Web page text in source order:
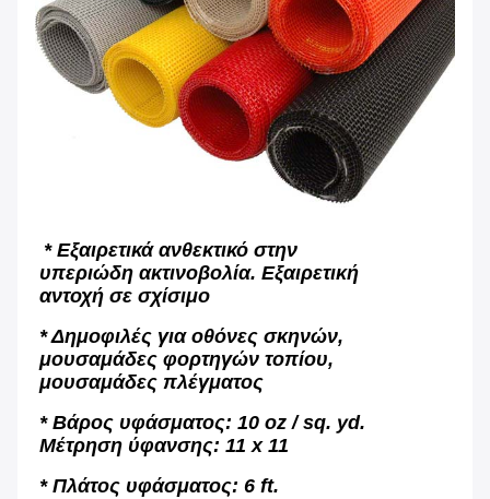
* Εξαιρετικά ανθεκτικό στην
υπεριώδη ακτινοβολία. Εξαιρετική
αντοχή σε σχίσιμο
* Δημοφιλές για οθόνες σκηνών,
μουσαμάδες φορτηγών τοπίου,
μουσαμάδες πλέγματος
* Βάρος υφάσματος: 10 oz / sq. yd.
Μέτρηση ύφανσης: 11 x 11
* Πλάτος υφάσματος: 6 ft.